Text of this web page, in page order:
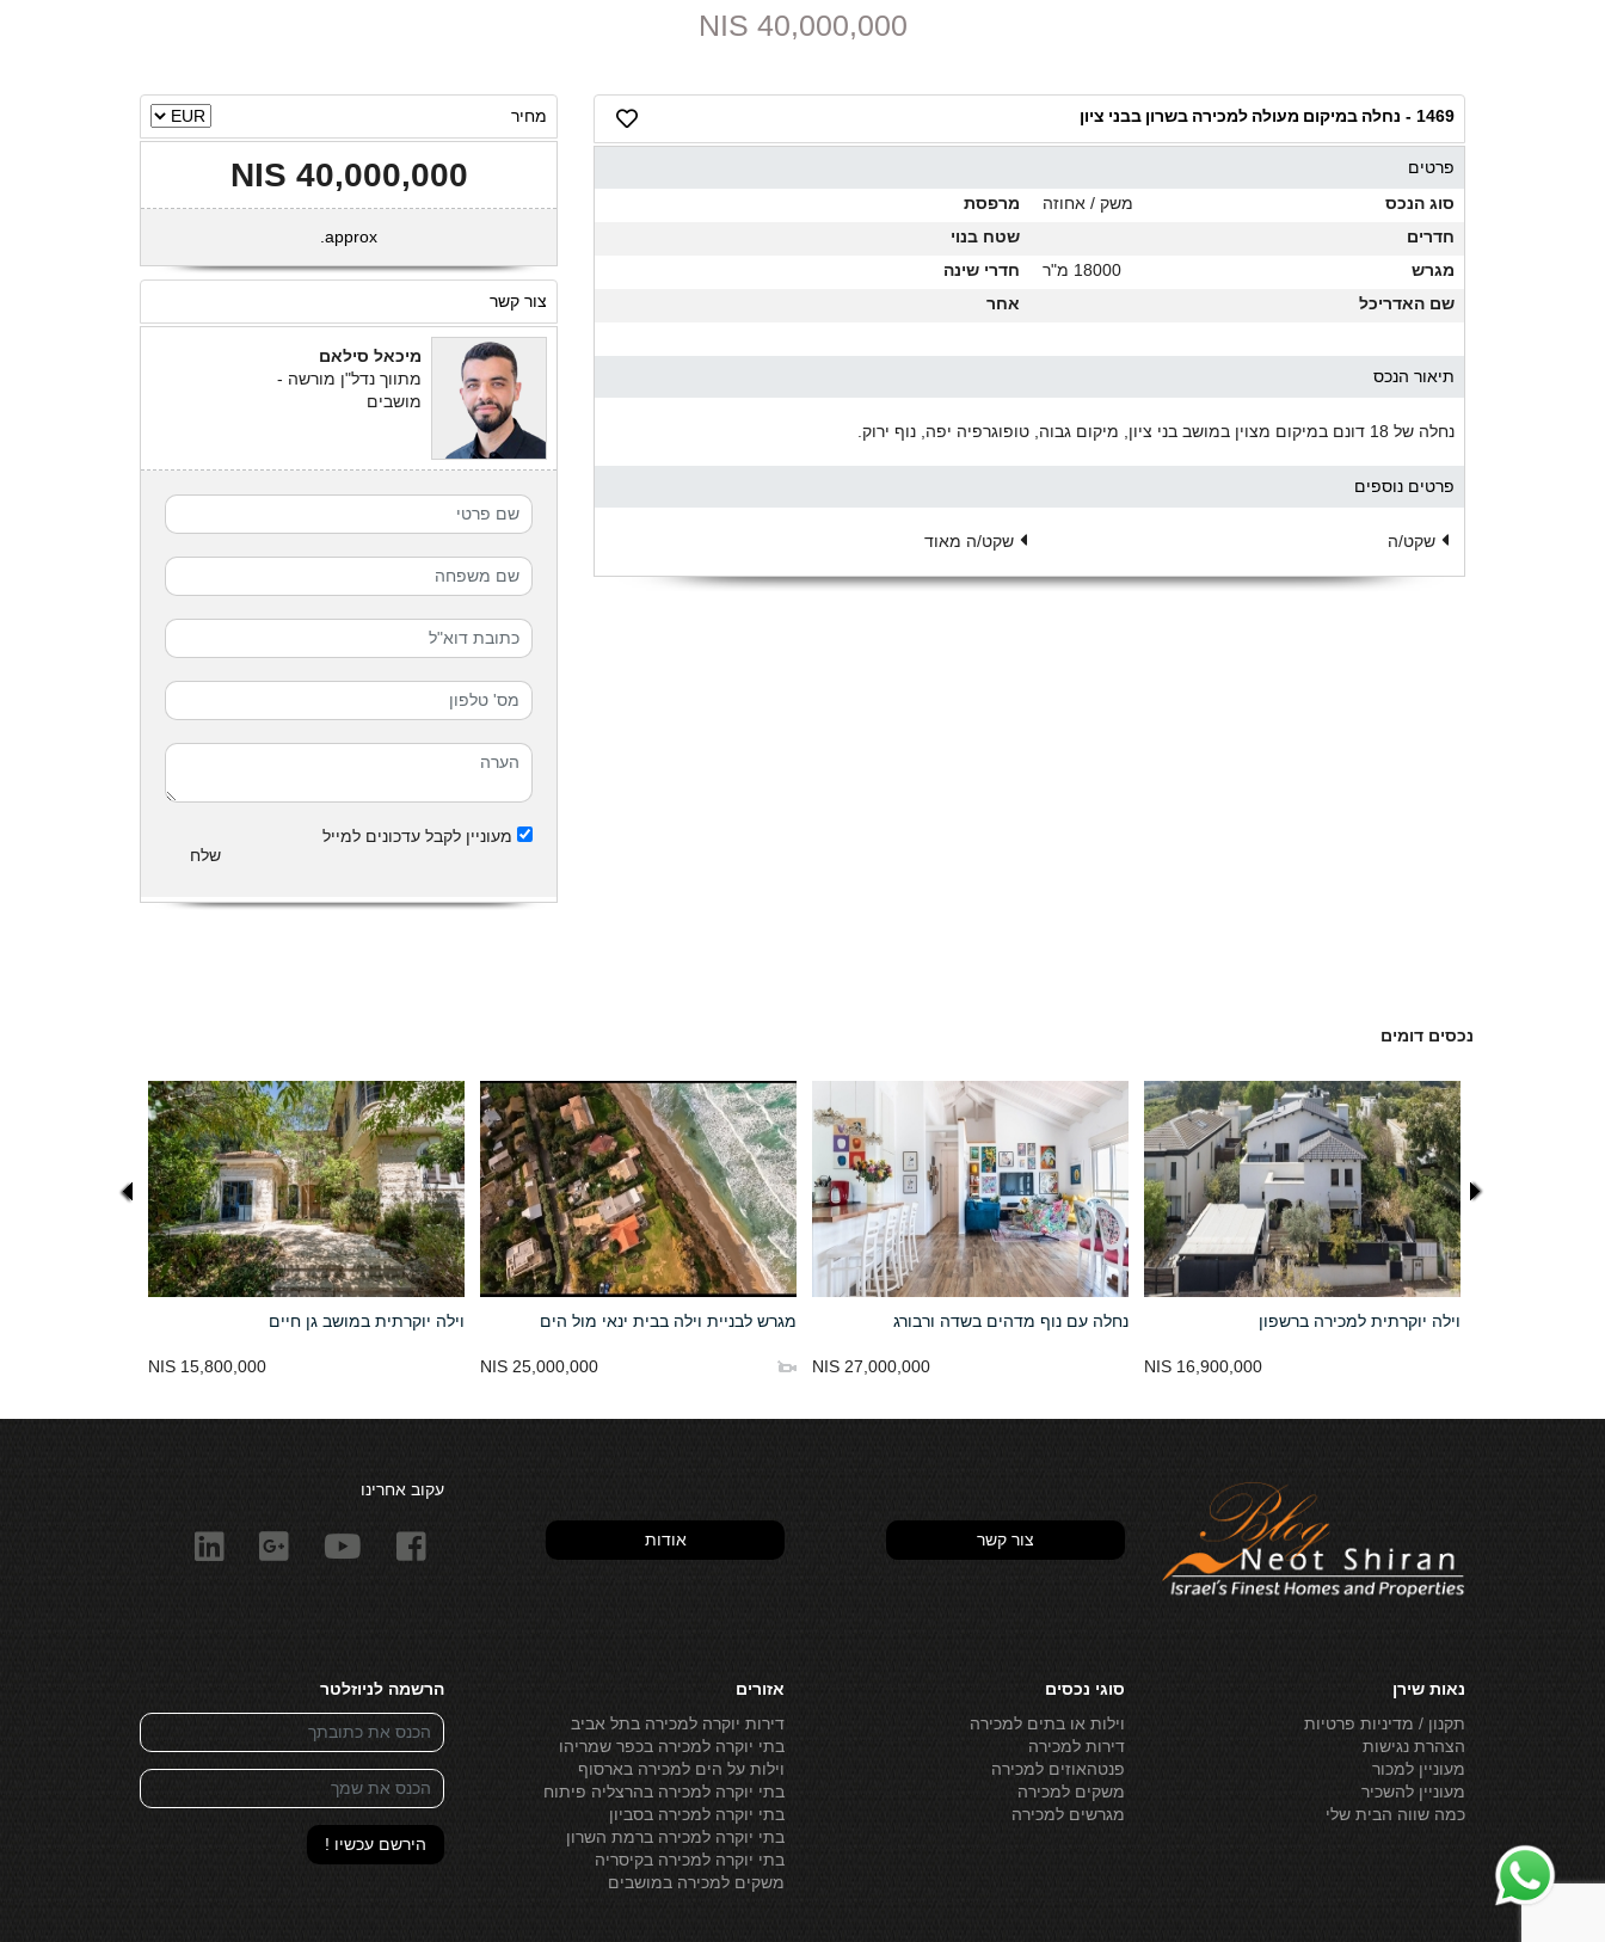
40,000,000 NIS
1469 - נחלה במיקום מעולה למכירה בשרון בבני ציון
פרטים
סוג הנכס
משק / אחוזה
מרפסת
חדרים
שטח בנוי
מגרש
18000 מ"ר
חדרי שינה
שם האדריכל
אחר
תיאור הנכס
נחלה של 18 דונם במיקום מצוין במושב בני ציון, מיקום גבוה, טופוגרפיה יפה, נוף ירוק.
פרטים נוספים
שקט/ה שקט/ה מאוד
מחיר
40,000,000 NIS
approx.
צור קשר
מיכאל סילאם
מתווך נדל"ן מורשה -
מושבים
מעוניין לקבל עדכונים למייל
שלח
נכסים דומים
וילה יוקרתית במושב גן חיים
15,800,000 NIS
מגרש לבניית וילה בבית ינאי מול הים
25,000,000 NIS
נחלה עם נוף מדהים בשדה ורבורג
27,000,000 NIS
וילה יוקרתית למכירה ברשפון
16,900,000 NIS
צור קשר אודות
עקוב אחרינו
נאות שירן
תקנון / מדיניות פרטיות
הצהרת נגישות
מעוניין למכור
מעוניין להשכיר
כמה שווה הבית שלי
סוגי נכסים
וילות או בתים למכירה
דירות למכירה
פנטהאוזים למכירה
משקים למכירה
מגרשים למכירה
אזורים
דירות יוקרה למכירה בתל אביב
בתי יוקרה למכירה בכפר שמריהו
וילות על הים למכירה בארסוף
בתי יוקרה למכירה בהרצליה פיתוח
בתי יוקרה למכירה בסביון
בתי יוקרה למכירה ברמת השרון
בתי יוקרה למכירה בקיסריה
משקים למכירה במושבים
הרשמה לניוזלטר
הירשם עכשיו !